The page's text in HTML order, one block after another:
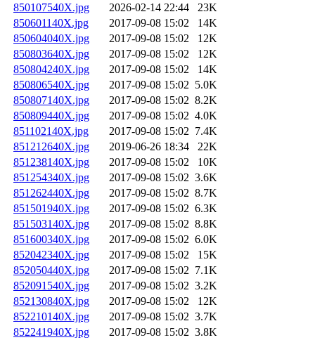
850107540X.jpg
2026-02-14 22:44
23K
850601140X.jpg
2017-09-08 15:02
14K
850604040X.jpg
2017-09-08 15:02
12K
850803640X.jpg
2017-09-08 15:02
12K
850804240X.jpg
2017-09-08 15:02
14K
850806540X.jpg
2017-09-08 15:02 5.0K
850807140X.jpg
2017-09-08 15:02 8.2K
850809440X.jpg
2017-09-08 15:02 4.0K
851102140X.jpg
2017-09-08 15:02 7.4K
851212640X.jpg
2019-06-26 18:34
22K
851238140X.jpg
2017-09-08 15:02
10K
851254340X.jpg
2017-09-08 15:02 3.6K
851262440X.jpg
2017-09-08 15:02 8.7K
851501940X.jpg
2017-09-08 15:02 6.3K
851503140X.jpg
2017-09-08 15:02 8.8K
851600340X.jpg
2017-09-08 15:02 6.0K
852042340X.jpg
2017-09-08 15:02
15K
852050440X.jpg
2017-09-08 15:02 7.1K
852091540X.jpg
2017-09-08 15:02 3.2K
852130840X.jpg
2017-09-08 15:02
12K
852210140X.jpg
2017-09-08 15:02 3.7K
852241940X.jpg
2017-09-08 15:02 3.8K